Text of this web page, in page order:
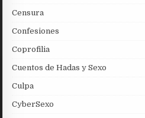
Censura
Confesiones
Coprofilia
Cuentos de Hadas y Sexo
Culpa
CyberSexo